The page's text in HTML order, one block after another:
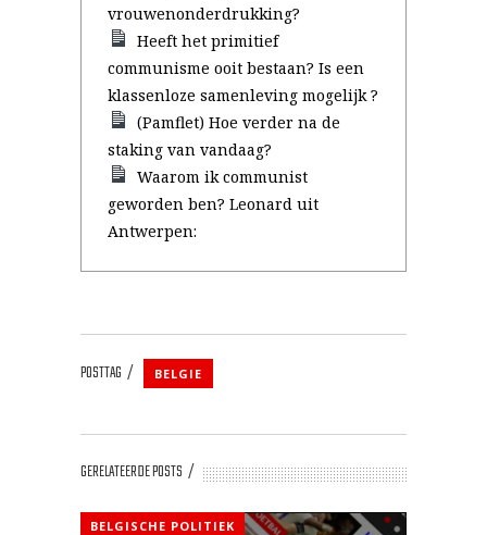
vrouwenonderdrukking?
Heeft het primitief
communisme ooit bestaan? Is een
klassenloze samenleving mogelijk ?
(Pamflet) Hoe verder na de
staking van vandaag?
Waarom ik communist
geworden ben? Leonard uit
Antwerpen:
POSTTAG BELGIE
GERELATEERDE POSTS
BELGISCHE POLITIEK